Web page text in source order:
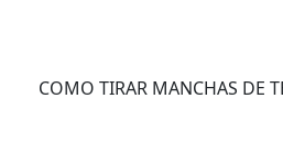
COMO TIRAR MANCHAS DE